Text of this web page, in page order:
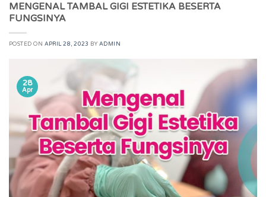
MENGENAL TAMBAL GIGI ESTETIKA BESERTA
FUNGSINYA
POSTED ON APRIL 28, 2023 BY ADMIN
28
Apr